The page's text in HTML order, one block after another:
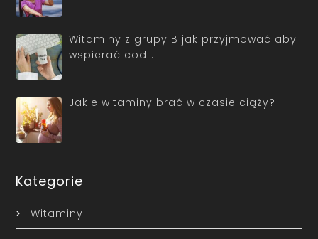
Witaminy z grupy B jak przyjmować aby
wspierać cod…
Jakie witaminy brać w czasie ciąży?
Kategorie
Witaminy